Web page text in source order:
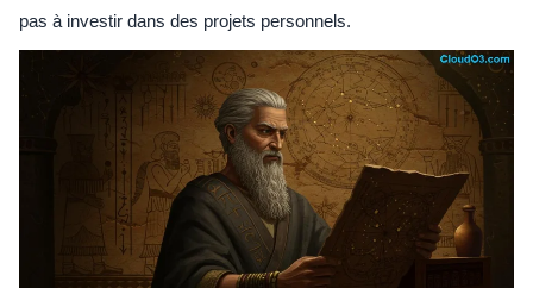
pas à investir dans des projets personnels.